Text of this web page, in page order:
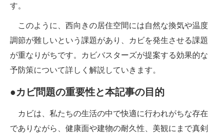
す。
このように、西向きの居住空間には自然な換気や温度
調節が難しいという課題があり、カビを発生させる課題
が重なりがちです。カビバスターズが提案する効果的な
予防策について詳しく解説していきます。
●カビ問題の重要性と本記事の目的
カビは、私たちの生活の中で快適に行われがちな存在
でありながら、健康面や建物の耐久性、美観にまで真剣